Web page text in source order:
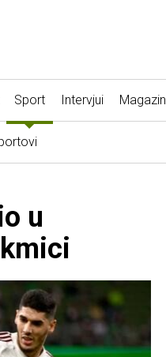
Sport Intervjui Magazin
u